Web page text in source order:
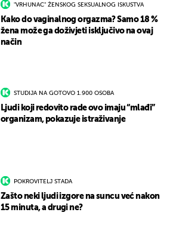
"VRHUNAC" ŽENSKOG SEKSUALNOG ISKUSTVA
Kako do vaginalnog orgazma? Samo 18 %
žena može ga doživjeti isključivo na ovaj
način
STUDIJA NA GOTOVO 1.900 OSOBA
Ljudi koji redovito rade ovo imaju “mlađi”
organizam, pokazuje istraživanje
POKROVITELJ STADA
Zašto neki ljudi izgore na suncu već nakon
15 minuta, a drugi ne?